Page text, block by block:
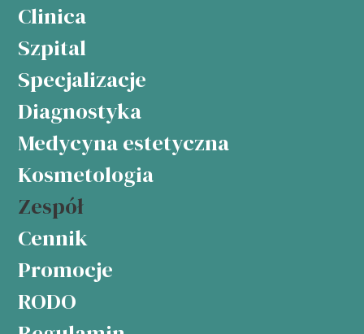
Clinica
Szpital
Specjalizacje
Diagnostyka
Medycyna estetyczna
Kosmetologia
Zespół
Cennik
Promocje
RODO